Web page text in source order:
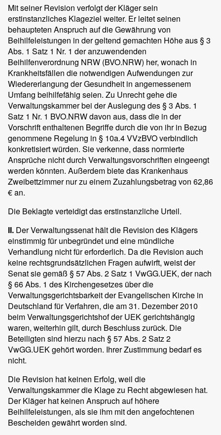
Mit seiner Revision verfolgt der Kläger sein
erstinstanzliches Klageziel weiter. Er leitet seinen
behaupteten Anspruch auf die Gewährung von
Beihilfeleistungen in der geltend gemachten Höhe aus § 3
Abs. 1 Satz 1 Nr. 1 der anzuwendenden
Beihilfenverordnung NRW (BVO.NRW) her, wonach in
Krankheitsfällen die notwendigen Aufwendungen zur
Wiedererlangung der Gesundheit in angemessenem
Umfang beihilfefähig seien. Zu Unrecht gehe die
Verwaltungskammer bei der Auslegung des § 3 Abs. 1
Satz 1 Nr. 1 BVO.NRW davon aus, dass die in der
Vorschrift enthaltenen Begriffe durch die von ihr in Bezug
genommene Regelung in § 10a.4 VVzBVO verbindlich
konkretisiert würden. Sie verkenne, dass normierte
Ansprüche nicht durch Verwaltungsvorschriften eingeengt
werden könnten. Außerdem biete das Krankenhaus
Zweibettzimmer nur zu einem Zuzahlungsbetrag von 62,86
€ an.
Die Beklagte verteidigt das erstinstanzliche Urteil.
II. Der Verwaltungssenat hält die Revision des Klägers
einstimmig für unbegründet und eine mündliche
Verhandlung nicht für erforderlich. Da die Revision auch
keine rechtsgrundsätzlichen Fragen aufwirft, weist der
Senat sie gemäß § 57 Abs. 2 Satz 1 VwGG.UEK, der nach
§ 66 Abs. 1 des Kirchengesetzes über die
Verwaltungsgerichtsbarkeit der Evangelischen Kirche in
Deutschland für Verfahren, die am 31. Dezember 2010
beim Verwaltungsgerichtshof der UEK gerichtshängig
waren, weiterhin gilt, durch Beschluss zurück. Die
Beteiligten sind hierzu nach § 57 Abs. 2 Satz 2
VwGG.UEK gehört worden. Ihrer Zustimmung bedarf es
nicht.
Die Revision hat keinen Erfolg, weil die
Verwaltungskammer die Klage zu Recht abgewiesen hat.
Der Kläger hat keinen Anspruch auf höhere
Beihilfeleistungen, als sie ihm mit den angefochtenen
Bescheiden gewährt worden sind.